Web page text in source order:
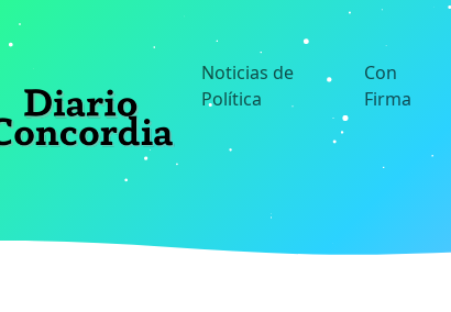
Noticias de
Política
Con
Firma